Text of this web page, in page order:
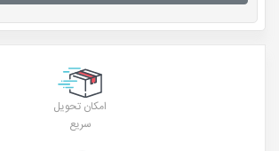
امکان تحویل
سریع